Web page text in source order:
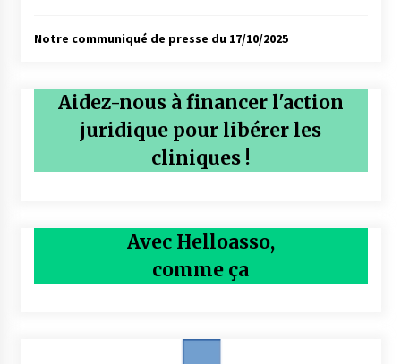
Notre communiqué de presse du 17/10/2025
Aidez-nous à financer l'action
juridique pour libérer les
cliniques !
Avec Helloasso,
comme ça